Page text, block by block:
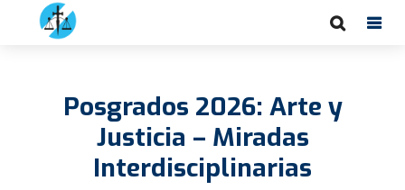
Posgrados 2026: Arte y
Justicia – Miradas
Interdisciplinarias